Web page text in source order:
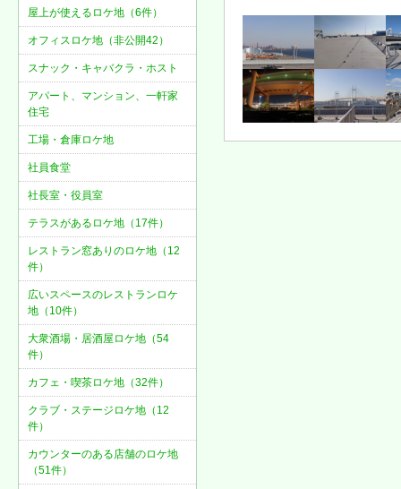
屋上が使えるロケ地（6件）
オフィスロケ地（非公開42）
スナック・キャバクラ・ホスト
アパート、マンション、一軒家
住宅
工場・倉庫ロケ地
社員食堂
社長室・役員室
テラスがあるロケ地（17件）
レストラン窓ありのロケ地（12
件）
広いスペースのレストランロケ
地（10件）
大衆酒場・居酒屋ロケ地（54
件）
カフェ・喫茶ロケ地（32件）
クラブ・ステージロケ地（12
件）
カウンターのある店舗のロケ地
（51件）